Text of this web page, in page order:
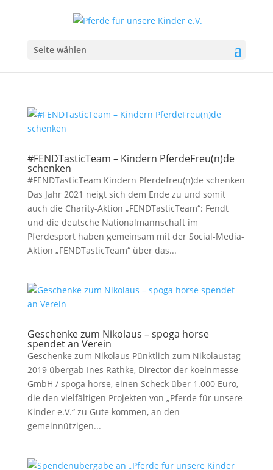
Seite wählen
#FENDTasticTeam – Kindern PferdeFreu(n)de
schenken
#FENDTasticTeam Kindern Pferdefreu(n)de schenken
Das Jahr 2021 neigt sich dem Ende zu und somit
auch die Charity-Aktion „FENDTasticTeam“: Fendt
und die deutsche Nationalmannschaft im
Pferdesport haben gemeinsam mit der Social-Media-
Aktion „FENDTasticTeam“ über das...
Geschenke zum Nikolaus – spoga horse
spendet an Verein
Geschenke zum Nikolaus Pünktlich zum Nikolaustag
2019 übergab Ines Rathke, Director der koelnmesse
GmbH / spoga horse, einen Scheck über 1.000 Euro,
die den vielfältigen Projekten von „Pferde für unsere
Kinder e.V.“ zu Gute kommen, an den
gemeinnützigen...